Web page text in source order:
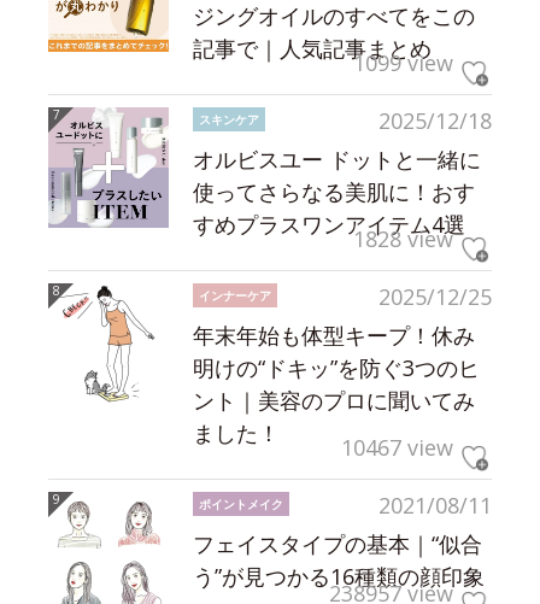
ジングオイルのすべてをこの
記事で｜人気記事まとめ
1099 view
2025/12/18
スキンケア
オルビスユー ドットと一緒に
使ってさらなる美肌に！おす
すめプラスワンアイテム4選
1828 view
2025/12/25
インナーケア
年末年始も体型キープ！休み
明けの“ドキッ”を防ぐ3つのヒ
ント｜美容のプロに聞いてみ
ました！
10467 view
2021/08/11
ポイントメイク
フェイスタイプの基本｜“似合
う”が見つかる16種類の顔印象
238957 view